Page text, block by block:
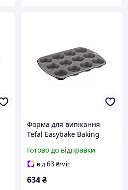
Форма для випікання
Tefal Easybake Baking
y
Готово до відправки
від63₴/міс
634₴